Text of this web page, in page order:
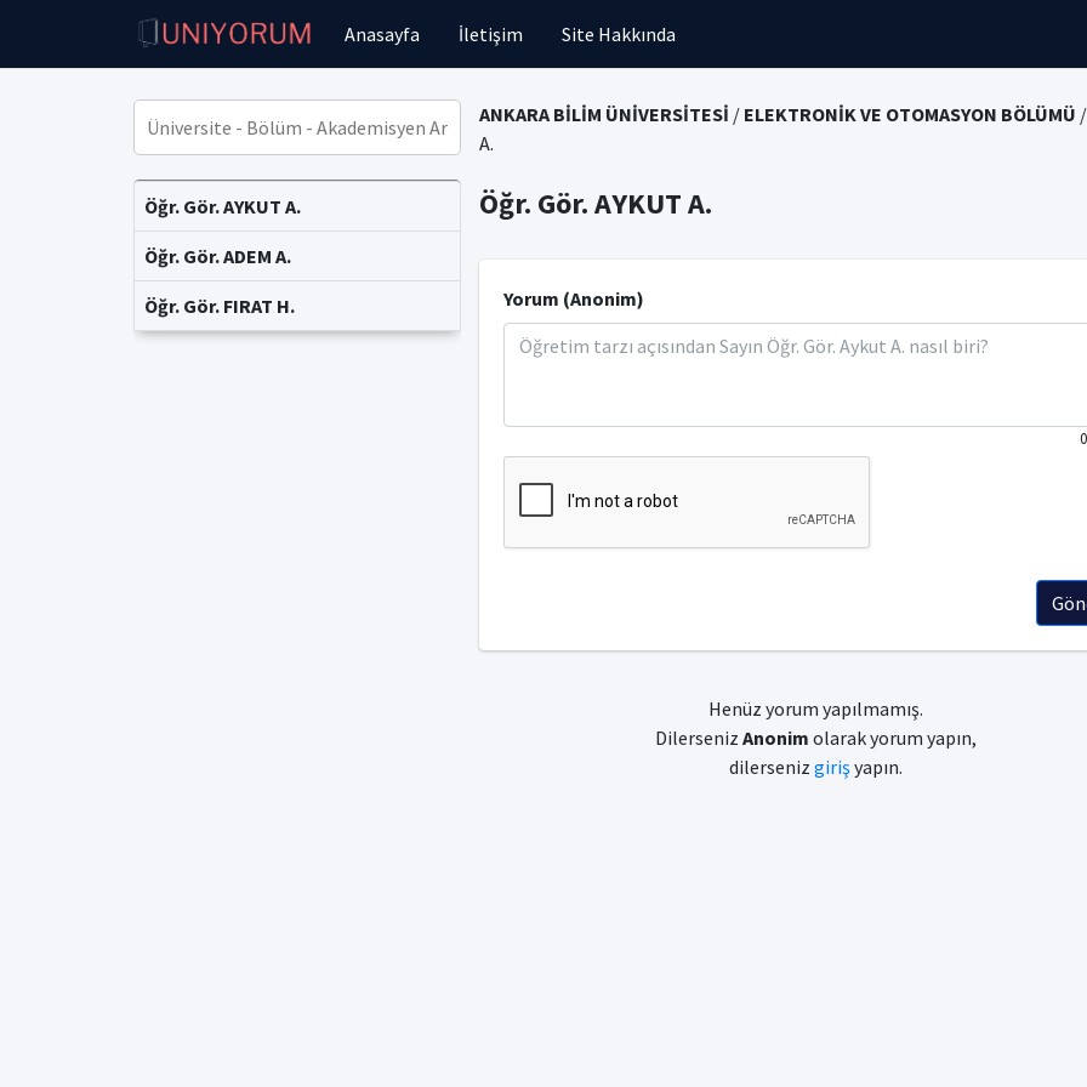
Anasayfa İletişim Site Hakkında
Öğr. Gör. AYKUT A.
Öğr. Gör. ADEM A.
Öğr. Gör. FIRAT H.
ANKARA BİLİM ÜNİVERSİTESİ / ELEKTRONİK VE OTOMASYON BÖLÜMÜ
A.
Öğr. Gör. AYKUT A.
Yorum (Anonim)
0
Henüz yorum yapılmamış.
Dilerseniz Anonim olarak yorum yapın,
dilerseniz girişyapın.